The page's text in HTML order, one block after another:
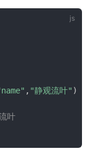
, "静观流叶" )
叶